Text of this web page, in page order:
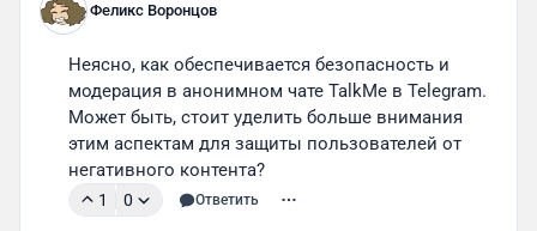
Феликс Воронцов
Неясно, как обеспечивается безопасность и
модерация в анонимном чате TalkMe в Telegram.
Может быть, стоит уделить больше внимания
этим аспектам для защиты пользователей от
негативного контента?
1 0 Ответить